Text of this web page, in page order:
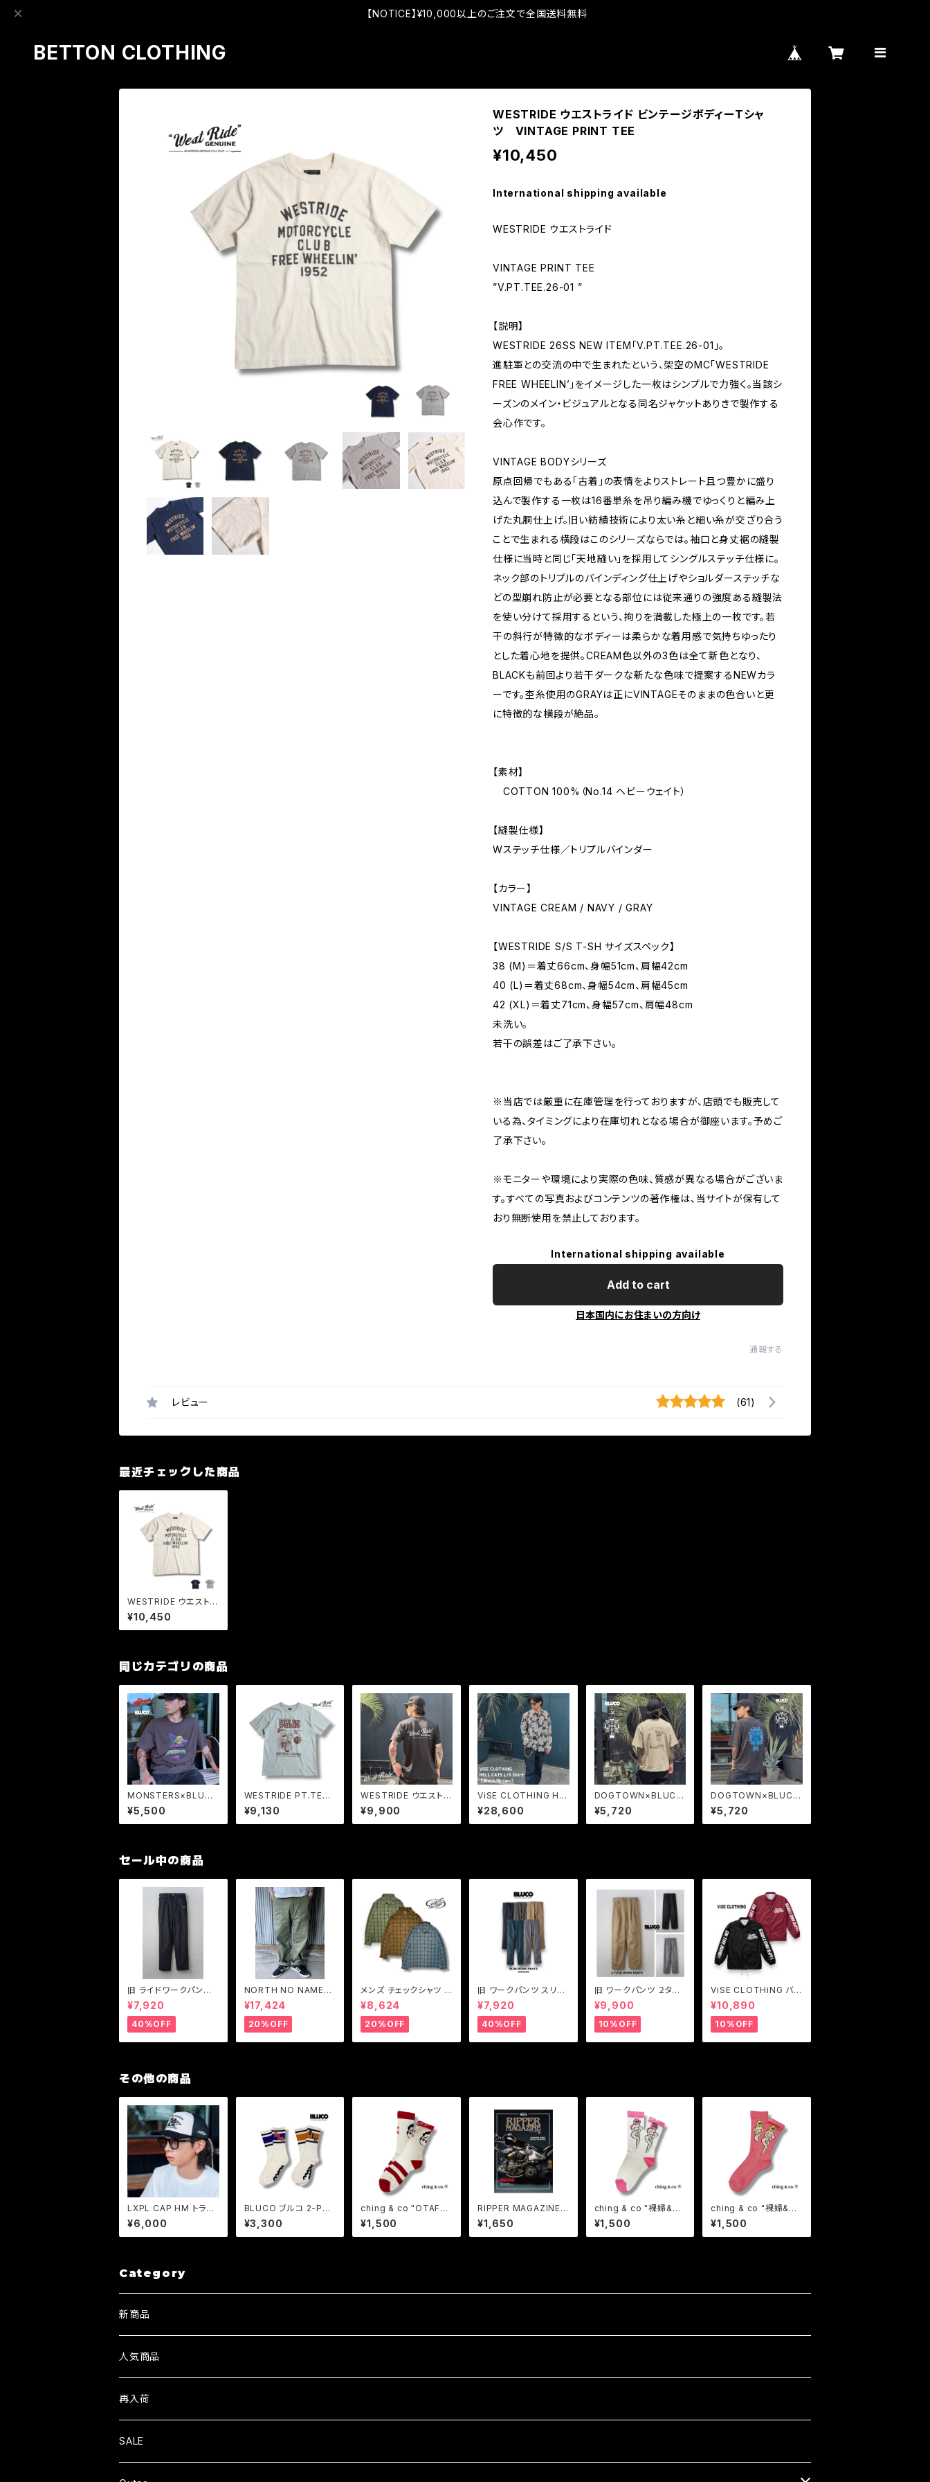
【NOTICE】¥10,000以上のご注文で全国送料無料
BETTON CLOTHING
WESTRIDE ウエストライド ビンテージボディーTシャ
ツ VINTAGE PRINT TEE
¥10,450
International shipping available
WESTRIDE ウエストライド
VINTAGE PRINT TEE
”V.PT.TEE.26-01 ”
【説明】
WESTRIDE 26SS NEW ITEM「V.PT.TEE.26-01」。
進駐軍との交流の中で生まれたという、架空のMC「WESTRIDE
FREE WHEELIN’」をイメージした一枚はシンプルで力強く。当該シ
ーズンのメイン・ビジュアルとなる同名ジャケットありきで製作する
会心作です。
VINTAGE BODYシリーズ
原点回帰でもある「古着」の表情をよりストレート且つ豊かに盛り
込んで製作する一枚は16番単糸を吊り編み機でゆっくりと編み上
げた丸胴仕上げ。旧い紡績技術により太い糸と細い糸が交ざり合う
ことで生まれる横段はこのシリーズならでは。袖口と身丈裾の縫製
仕様に当時と同じ「天地縫い」を採用してシングルステッチ仕様に。
ネック部のトリプルのバインディング仕上げやショルダーステッチな
どの型崩れ防止が必要となる部位には従来通りの強度ある縫製法
を使い分けて採用するという、拘りを満載した極上の一枚です。若
干の斜行が特徴的なボディーは柔らかな着用感で気持ちゆったり
とした着心地を提供。CREAM色以外の3色は全て新色となり、
BLACKも前回より若干ダークな新たな色味で提案するNEWカラ
ーです。杢糸使用のGRAYは正にVINTAGEそのままの色合いと更
に特徴的な横段が絶品。
【素材】
COTTON 100%（No.14 ヘビーウェイト）
【縫製仕様】
Wステッチ仕様／トリプルバインダー
【カラー】
VINTAGE CREAM / NAVY / GRAY
【WESTRIDE S/S T-SH サイズスペック】
38 (M)＝着丈66cm、身幅51cm、肩幅42cm
40 (L)＝着丈68cm、身幅54cm、肩幅45cm
42 (XL)＝着丈71cm、身幅57cm、肩幅48cm
未洗い。
若干の誤差はご了承下さい。
※当店では厳重に在庫管理を行っておりますが、店頭でも販売して
いる為、タイミングにより在庫切れとなる場合が御座います。予めご
了承下さい。
※モニターや環境により実際の色味、質感が異なる場合がございま
す。すべての写真およびコンテンツの著作権は、当サイトが保有して
おり無断使用を禁止しております。
International shipping available
Add to cart
日本国内にお住まいの方向け
通報する
レビュー (61)
最近チェックした商品
WESTRIDE ウエストラ
イド ビンテージボディ
ーTシャツ VINTAGE
PRINT TEE
¥10,450
同じカテゴリの商品
MONSTERS×BLUCO
プリントTシャツ "Th
e Wolf Man"
¥5,500
WESTRIDE PT.TEE.2
6-07 Tシャツ ヘビー
ウェイトコットン レース
フライヤー 水性プリント
¥9,130
WESTRIDE ウエストラ
イド ビンテージボディ
ーTシャツ ポーラテック
POWER DRY TEE-1:
¥9,900
ViSE CLOTHING HE
LL CATS L/S Shirt 浮
世絵 猫 和柄 総柄
シャツ
¥28,600
DOGTOWN×BLUCO
ポケットTシャツ -Gon
z- MARK GONZALE
S コラボTシャツ
¥5,720
DOGTOWN×BLUCO
ポケットTシャツ -Log
o- コラボTシャツ メン
ズ
¥5,720
セール中の商品
旧 ライドワークパンツ
ワークパンツストレッチ
BLUCO【ブルコ】RIDE
WORK PANTS -stret
ch- 0066
¥7,920
40%OFF
NORTH NO NAME
【ノースノーネーム】ユ
ーティリティ トラウザー
ズパンツ
¥17,424
20%OFF
メンズ チェックシャツ シ
ャツ ブルー ブラウン グ
リーン Vin & Age ヴィ
ンアンドエイジ LIGHT
FABRIC SHIRT(TYPE
VSL6)
¥8,624
20%OFF
旧 ワークパンツ スリム
ワークパンツ ワークパ
ンツストレッチ BLUCO
【ブルコ】旧SLIM WOR
K PANTS-STRETCH
0063E
¥7,920
40%OFF
旧 ワークパンツ ２タッ
クワークパンツ メンズ
パンツ BLUCO【ブル
コ】旧 2-TUCK WOR
K PANTS
¥9,900
10%OFF
ViSE CLOTHiNG バイ
スクロージング コーチ
ジャケット メンズ Z-CF
FV Nylon Coach Jac
ket
¥10,890
10%OFF
その他の商品
LXPL CAP HM トラッ
カーキャップ メッシュキ
ャップ アメカジ
¥6,000
BLUCO ブルコ 2-PAC
K ソックス BLC 2足セ
ット ラインソックス
¥3,300
ching & co "OTAFU
KU -white- " Socks
チンアンドコー お多福
ソックス
¥1,500
RIPPER MAGAZINE V
ol.24 リッパーマガジ
ン24号
¥1,650
ching & co "裸婦&TO
UGH -white- " Sock
s チンアンドコー
¥1,500
ching & co "裸婦&TO
UGH -pink- " Socks
チンアンドコー
¥1,500
Category
新商品
人気商品
再入荷
SALE